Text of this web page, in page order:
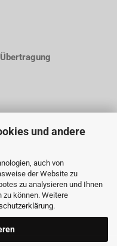
und andere
auch von
der Website zu
zu analysieren und Ihnen
können. Weitere
.